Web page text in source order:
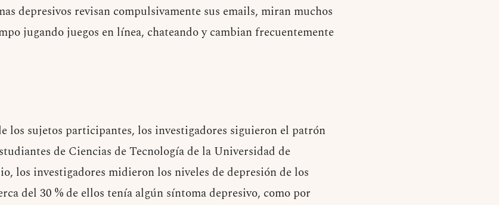
depresivos revisan compulsivamente sus emails, miran muchos
jugando juegos en línea, chateando y cambian frecuentemente
los sujetos participantes, los investigadores siguieron el patrón
de Ciencias de Tecnología de la Universidad de
los investigadores midieron los niveles de depresión de los
del 30 % de ellos tenía algún síntoma depresivo, como por